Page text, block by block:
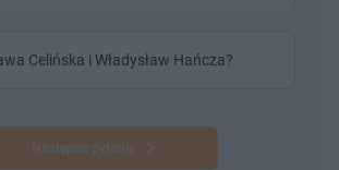
Celińska i Władysław Hańcza?
Następne pytanie